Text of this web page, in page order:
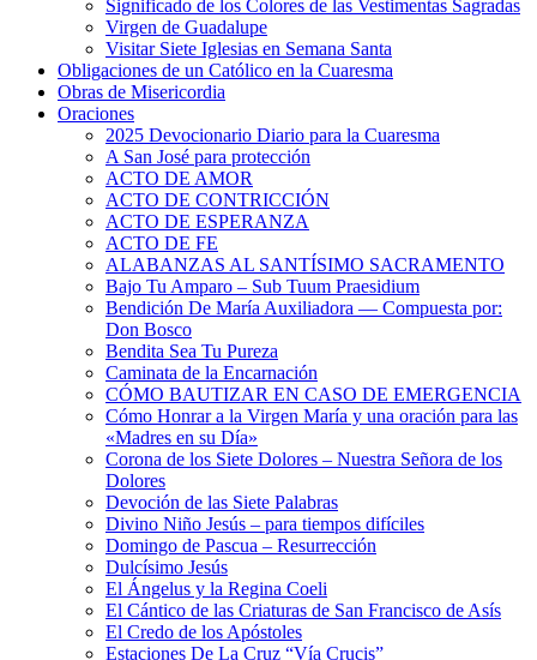
Significado de los Colores de las Vestimentas Sagradas
Virgen de Guadalupe
Visitar Siete Iglesias en Semana Santa
Obligaciones de un Católico en la Cuaresma
Obras de Misericordia
Oraciones
2025 Devocionario Diario para la Cuaresma
A San José para protección
ACTO DE AMOR
ACTO DE CONTRICCIÓN
ACTO DE ESPERANZA
ACTO DE FE
ALABANZAS AL SANTÍSIMO SACRAMENTO
Bajo Tu Amparo – Sub Tuum Praesidium
Bendición De María Auxiliadora — Compuesta por:
Don Bosco
Bendita Sea Tu Pureza
Caminata de la Encarnación
CÓMO BAUTIZAR EN CASO DE EMERGENCIA
Cómo Honrar a la Virgen María y una oración para las
«Madres en su Día»
Corona de los Siete Dolores – Nuestra Señora de los
Dolores
Devoción de las Siete Palabras
Divino Niño Jesús – para tiempos difíciles
Domingo de Pascua – Resurrección
Dulcísimo Jesús
El Ángelus y la Regina Coeli
El Cántico de las Criaturas de San Francisco de Asís
El Credo de los Apóstoles
Estaciones De La Cruz “Vía Crucis”